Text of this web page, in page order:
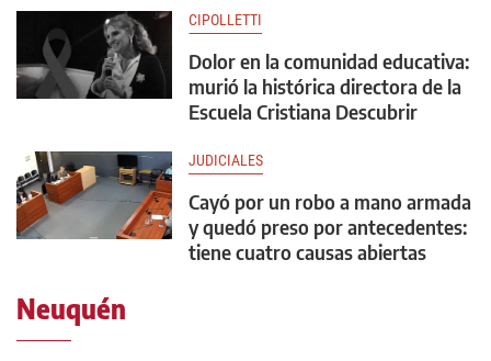
CIPOLLETTI
Dolor en la comunidad educativa:
murió la histórica directora de la
Escuela Cristiana Descubrir
JUDICIALES
Cayó por un robo a mano armada
y quedó preso por antecedentes:
tiene cuatro causas abiertas
Neuquén